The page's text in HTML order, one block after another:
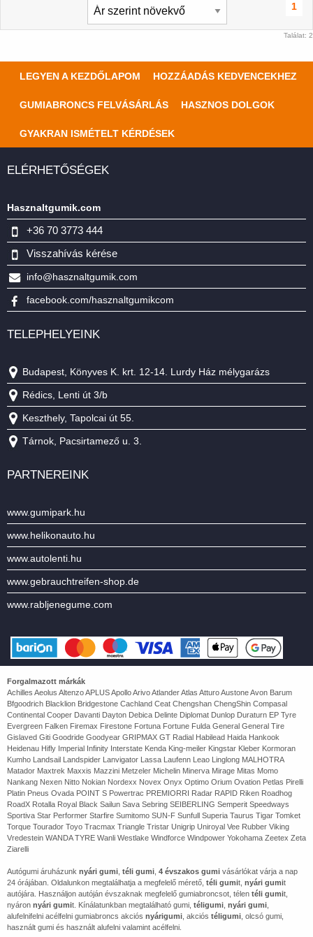
1
Találat: 2
LEGYEN A KEZDŐLAPOM HOZZÁADÁS KEDVENCEKHEZ
GUMIABRONCS FELVÁSÁRLÁS HASZNOS DOLGOK
GYAKRAN ISMÉTELT KÉRDÉSEK
ELÉRHETŐSÉGEK
Hasznaltgumik.com
+36 70 3773 444
Visszahívás kérése
info@hasznaltgumik.com
facebook.com/hasznaltgumikcom
TELEPHELYEINK
Budapest, Könyves K. krt. 12-14. Lurdy Ház mélygarázs
Rédics, Lenti út 3/b
Keszthely, Tapolcai út 55.
Tárnok, Pacsirtamező u. 3.
PARTNEREINK
www.gumipark.hu
www.helikonauto.hu
www.autolenti.hu
www.gebrauchtreifen-shop.de
www.rabljenegume.com
Forgalmazott márkák
Achilles Aeolus Altenzo APLUS Apollo Arivo Atlander Atlas Atturo Austone Avon Barum
Bfgoodrich Blacklion Bridgestone Cachland Ceat Chengshan ChengShin Compasal
Continental Cooper Davanti Dayton Debica Delinte Diplomat Dunlop Duraturn EP Tyre
Evergreen Falken Firemax Firestone Fortuna Fortune Fulda General General Tire
Gislaved Giti Goodride Goodyear GRIPMAX GT Radial Habilead Haida Hankook
Heidenau Hifly Imperial Infinity Interstate Kenda King-meiler Kingstar Kleber Kormoran
Kumho Landsail Landspider Lanvigator Lassa Laufenn Leao Linglong MALHOTRA
Matador Maxtrek Maxxis Mazzini Metzeler Michelin Minerva Mirage Mitas Momo
Nankang Nexen Nitto Nokian Nordexx Novex Onyx Optimo Orium Ovation Petlas Pirelli
Platin Pneus Ovada POINT S Powertrac PREMIORRI Radar RAPID Riken Roadhog
RoadX Rotalla Royal Black Sailun Sava Sebring SEIBERLING Semperit Speedways
Sportiva Star Performer Starfire Sumitomo SUN-F Sunfull Superia Taurus Tigar Tomket
Torque Tourador Toyo Tracmax Triangle Tristar Unigrip Uniroyal Vee Rubber Viking
Vredestein WANDA TYRE Wanli Westlake Windforce Windpower Yokohama Zeetex Zeta
Ziarelli
Autógumi áruházunk nyári gumi, téli gumi, 4 évszakos gumi vásárlókat várja a nap
24 órájában. Oldalunkon megtalálhatja a megfelelő mérető, téli gumit, nyári gumit
autójára. Használjon autóján évszaknak megfelelő gumiabroncsot, télen téli gumit,
nyáron nyári gumit. Kínálatunkban megtalálható gumi, téligumi, nyári gumi,
alufelnifelni acélfelni gumiabroncs akciós nyárigumi, akciós téligumi, olcsó gumi,
használt gumi és használt alufelni valamint acélfelni.